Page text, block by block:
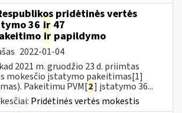
pridėtinės vertės
36 ir 47
ir papildymo
2022-01-04
2021 m. gruodžio 23 d. priimtas
mokesčio įstatymo pakeitimas[1]
Pakeitimu PVM[2] įstatymo 36...
Pridėtinės vertės mokestis